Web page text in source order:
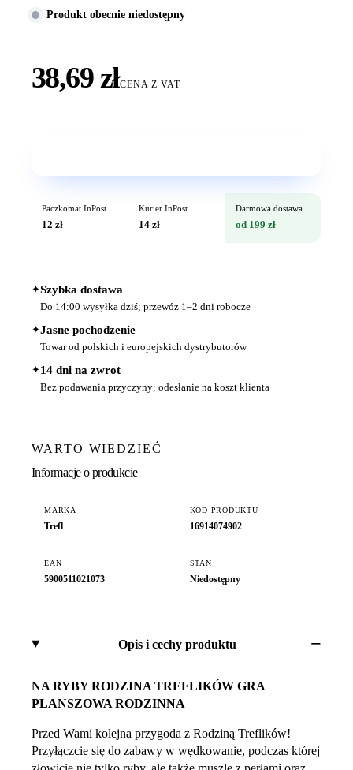
Produkt obecnie niedostępny
38,69 złCENA Z VAT
Paczkomat InPost
12 zł
Kurier InPost
14 zł
Darmowa dostawa
od 199 zł
✦Szybka dostawa
Do 14:00 wysyłka dziś; przewóz 1–2 dni robocze
✦Jasne pochodzenie
Towar od polskich i europejskich dystrybutorów
✦14 dni na zwrot
Bez podawania przyczyny; odesłanie na koszt klienta
WARTO WIEDZIEĆ
Informacje o produkcie
MARKA
Trefl
KOD PRODUKTU
16914074902
EAN
5900511021073
STAN
Niedostępny
Opis i cechy produktu
NA RYBY RODZINA TREFLIKÓW GRA
PLANSZOWA RODZINNA
Przed Wami kolejna przygoda z Rodziną Treflików!
Przyłączcie się do zabawy w wędkowanie, podczas której